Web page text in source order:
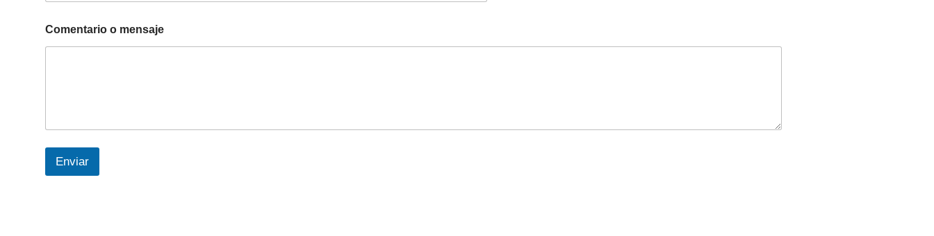
Comentario o mensaje
Enviar